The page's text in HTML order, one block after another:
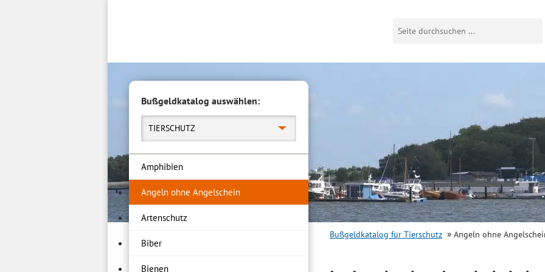
Bußgeldkatalog auswählen:
TIERSCHUTZ
Amphibien
Angeln ohne Angelschein
Artenschutz
Biber
Bienen
Bußgeldkatalog für Tierschutz Angeln ohne